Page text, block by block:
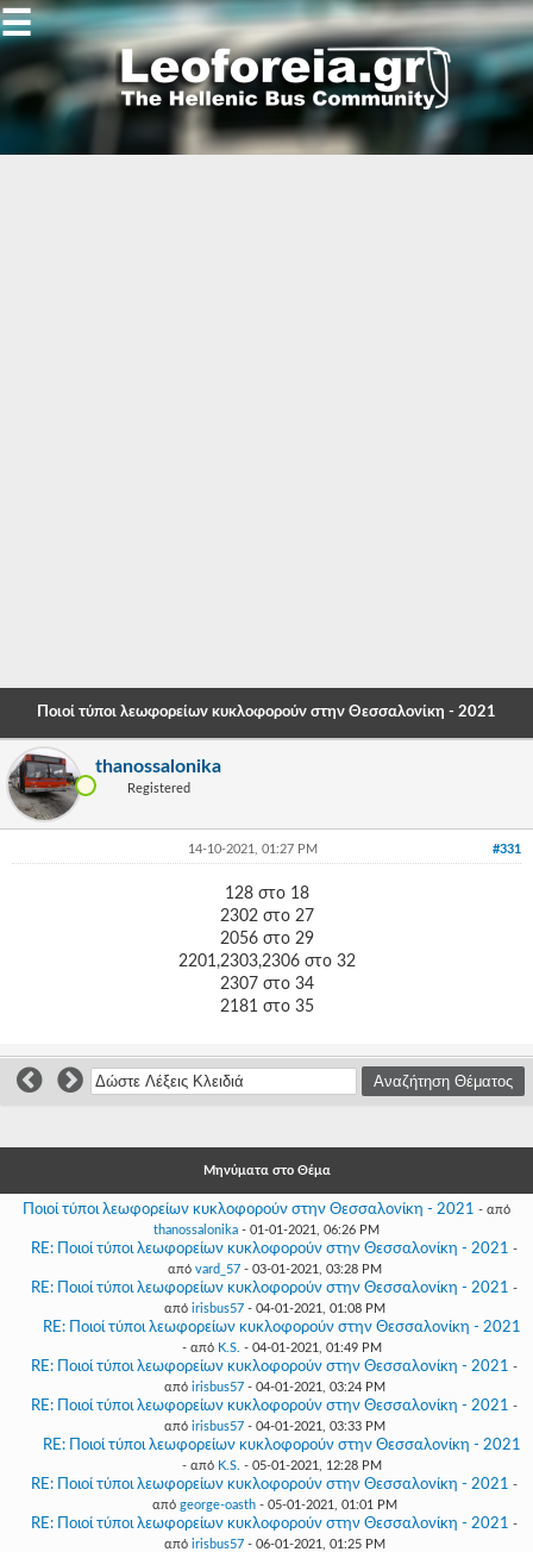
Gallery
-
-
-
-
-
Γεια
σου,
Σύνδεση
Εγγραφή
☰
Ποιοί τύποι λεωφορείων κυκλοφορούν στην Θεσσαλονίκη - 2021
thanossalonika
Registered
#331
14-10-2021, 01:27 PM
128 στο 18
2302 στο 27
2056 στο 29
2201,2303,2306 στο 32
2307 στο 34
2181 στο 35
Μηνύματα στο Θέμα
Ποιοί τύποι λεωφορείων κυκλοφορούν στην Θεσσαλονίκη - 2021 - από
thanossalonika - 01-01-2021, 06:26 PM
RE: Ποιοί τύποι λεωφορείων κυκλοφορούν στην Θεσσαλονίκη - 2021 -
από vard_57- 03-01-2021, 03:28 PM
RE: Ποιοί τύποι λεωφορείων κυκλοφορούν στην Θεσσαλονίκη - 2021 -
από irisbus57- 04-01-2021, 01:08 PM
RE: Ποιοί τύποι λεωφορείων κυκλοφορούν στην Θεσσαλονίκη - 2021
- από K.S. - 04-01-2021, 01:49 PM
RE: Ποιοί τύποι λεωφορείων κυκλοφορούν στην Θεσσαλονίκη - 2021 -
από irisbus57- 04-01-2021, 03:24 PM
RE: Ποιοί τύποι λεωφορείων κυκλοφορούν στην Θεσσαλονίκη - 2021 -
από irisbus57- 04-01-2021, 03:33 PM
RE: Ποιοί τύποι λεωφορείων κυκλοφορούν στην Θεσσαλονίκη - 2021
- από K.S. - 05-01-2021, 12:28 PM
RE: Ποιοί τύποι λεωφορείων κυκλοφορούν στην Θεσσαλονίκη - 2021 -
από george-oasth- 05-01-2021, 01:01 PM
RE: Ποιοί τύποι λεωφορείων κυκλοφορούν στην Θεσσαλονίκη - 2021 -
από irisbus57- 06-01-2021, 01:25 PM